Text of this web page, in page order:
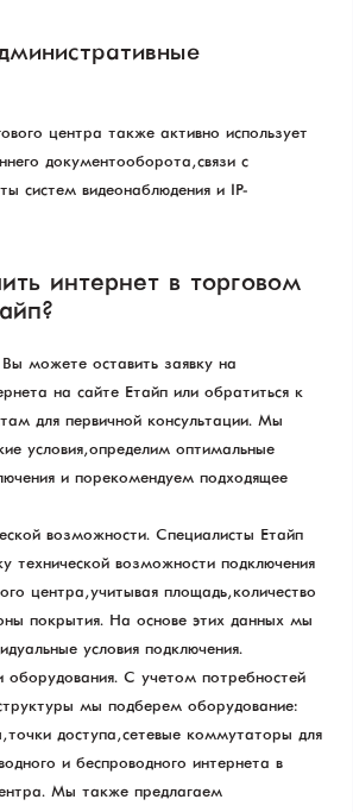
центра также активно использует
документооборота, связи с
систем видеонаблюдения и IP-
интернет в торговом
Вы можете оставить заявку на
на сайте Етайп или обратиться к
для первичной консультации. Мы
условия, определим оптимальные
и порекомендуем подходящее
возможности. Специалисты Етайп
технической возможности подключения
центра, учитывая площадь, количество
покрытия. На основе этих данных мы
условия подключения.
С учетом потребностей
мы подберем оборудование:
доступа, сетевые коммутаторы для
и беспроводного интернета в
Мы также предлагаем